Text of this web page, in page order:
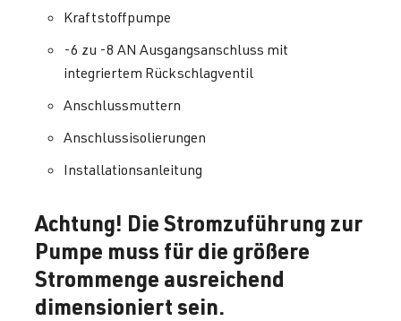
Kraftstoffpumpe
-6 zu -8 AN Ausgangsanschluss mit
integriertem Rückschlagventil
Anschlussmuttern
Anschlussisolierungen
Installationsanleitung
Achtung! Die Stromzuführung zur
Pumpe muss für die größere
Strommenge ausreichend
dimensioniert sein.